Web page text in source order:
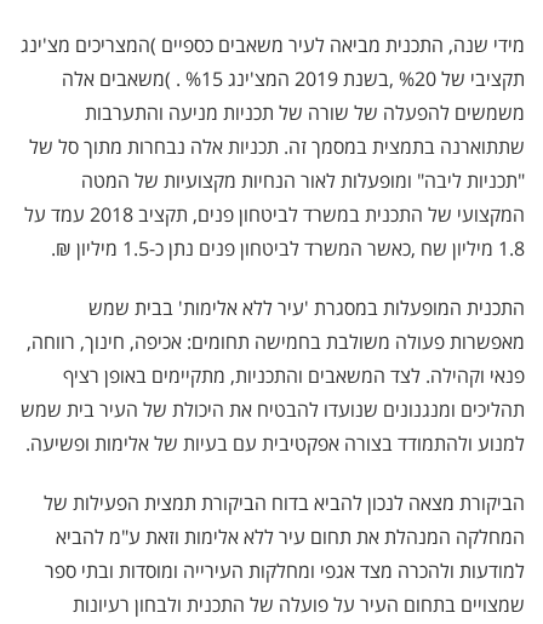
מידי שנה, התכנית מביאה לעיר משאבים כספיים )המצריכים מצ'ינג
תקציבי של %20 ,בשנת
2019
המצ'ינג %15 . )משאבים אלה
משמשים להפעלה של שורה של תכניות מניעה והתערבות
שתתוארנה בתמצית במסמך זה. תכניות אלה נבחרות מתוך סל של
"תכניות ליבה" ומופעלות לאור הנחיות מקצועיות של המטה
המקצועי של התכנית במשרד לביטחון פנים, תקציב 2018 עמד על
1.8 מיליון שח
,כאשר המשרד לביטחון פנים נתן כ-1.5 מיליון ₪.
התכנית המופעלות במסגרת 'עיר ללא אלימות' בבית שמש
מאפשרות פעולה משולבת בחמישה תחומים: אכיפה, חינוך, רווחה,
פנאי וקהילה. לצד המשאבים והתכניות, מתקיימים באופן רציף
תהליכים ומנגנונים שנועדו להבטיח את היכולת של העיר בית שמש
למנוע ולהתמודד בצורה אפקטיבית עם בעיות של אלימות ופשיעה.
הביקורת מצאה לנכון להביא בדוח הביקורת תמצית הפעילות של
המחלקה המנהלת את תחום עיר ללא אלימות וזאת ע"מ להביא
למודעות ולהכרה מצד אגפי ומחלקות העירייה ומוסדות ובתי ספר
שמצויים בתחום העיר על פועלה של התכנית ולבחון רעיונות